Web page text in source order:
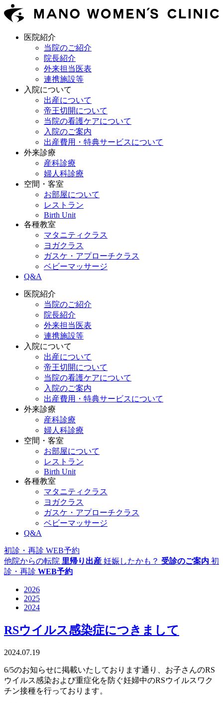
医院紹介
当院のご紹介
院長紹介
外来担当医表
連携施設等
入院について
出産について
帝王切開について
当院の看護ケアについて
入院のご案内
出産費用・特典サービスについて
外来診療
産科診療
婦人科診療
空間・客室
お部屋について
レストラン
Birth Unit
各種教室
マタニティクラス
ヨガクラス
ガスケ・アプローチクラス
ベビーマッサージ
Q&A
医院紹介
当院のご紹介
院長紹介
外来担当医表
連携施設等
入院について
出産について
帝王切開について
当院の看護ケアについて
入院のご案内
出産費用・特典サービスについて
外来診療
産科診療
婦人科診療
空間・客室
お部屋について
レストラン
Birth Unit
各種教室
マタニティクラス
ヨガクラス
ガスケ・アプローチクラス
ベビーマッサージ
Q&A
初診・再診 WEB予約
他院からの転院 里帰り出産 妊娠したかも？ 受診のご案内 初
診・再診 WEB予約
2026
2025
2024
RSウイルス感染症につきまして
2024.07.19
6/5のお知らせに掲載いたしております通り、お子さんのRS
ウイルス感染および重症化を防ぐ妊婦中のRSウイルスワク
チン接種を行っております。